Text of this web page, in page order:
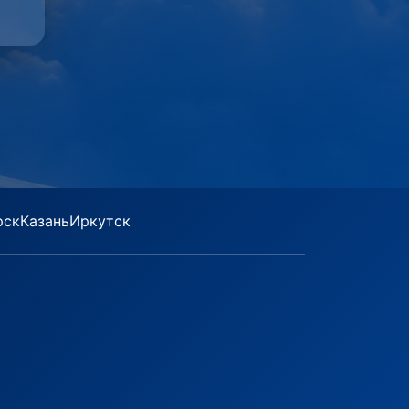
КазаньИркутск